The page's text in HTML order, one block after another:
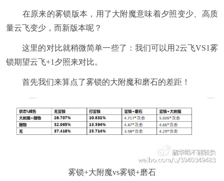
在原来的雾锁版本，用了大附魔意味着夕照变少、高质
量云飞变少，而新版本呢？
这里的对比就稍微简单一些了：我们可以用2云飞VS1雾
锁期望云飞+1夕照来对比。
首先我们来算点了雾锁的大附魔和磨石的差距！
雾锁+大附魔vs雾锁+磨石